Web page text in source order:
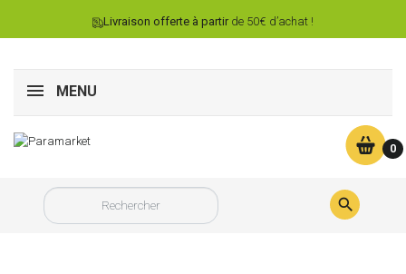
Livraison offerte à partirde 50€ d’achat !
MENU
0
